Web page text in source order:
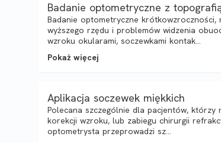
Badanie optometryczne z
Badanie optometryczne krótkowzroczności,
wyższego rzędu i problemów widzenia
wzroku okularami, soczewkami kontak...
Pokaż więcej
Aplikacja soczewek miękkich
Polecana szczególnie dla pacjentów,
korekcji wzroku, lub zabiegu chirurgii
optometrysta przeprowadzi sz...